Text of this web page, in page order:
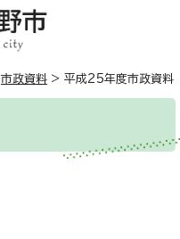
市政資料 > 平成25年度市政資料